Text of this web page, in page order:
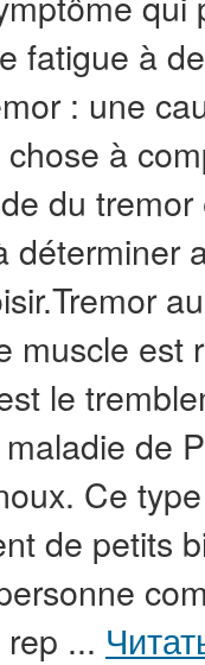
fatigue à
: une
à
du
déterminer
muscle est
le
de
Ce
de petits
...